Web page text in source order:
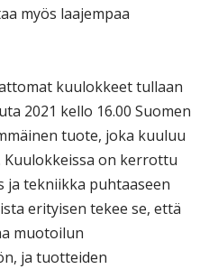
myös laajempaa
kuulokkeet tullaan
2021 kello 16.00 Suomen
tuote, joka kuuluu
on kerrottu
ja tekniikka puhtaaseen
erityisen tekee se, että
muotoilun
ja tuotteiden